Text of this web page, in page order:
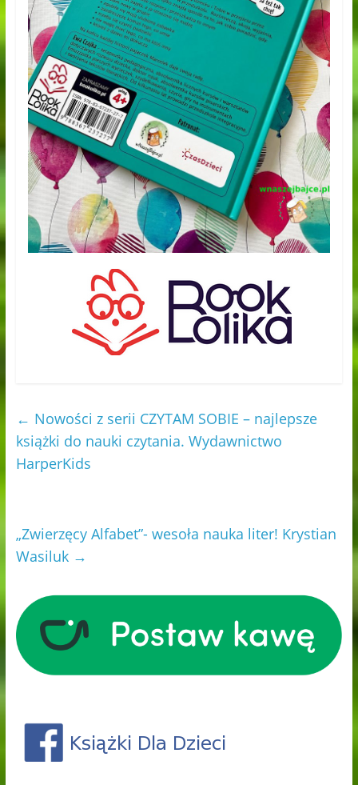
← Nowości z serii CZYTAM SOBIE – najlepsze
książki do nauki czytania. Wydawnictwo
HarperKids
„Zwierzęcy Alfabet”- wesoła nauka liter! Krystian
Wasiluk →